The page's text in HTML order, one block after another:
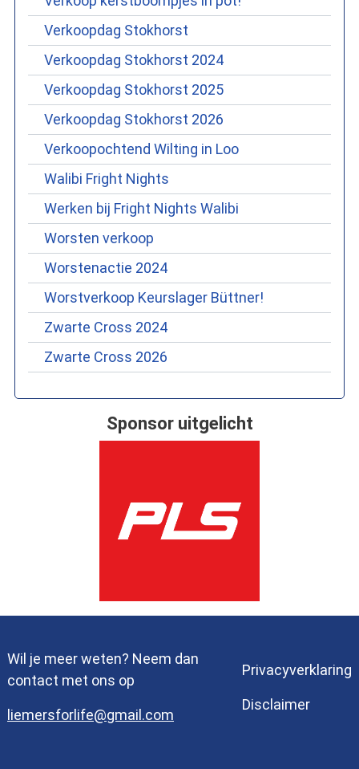
Verkoopdag Stokhorst
Verkoopdag Stokhorst 2024
Verkoopdag Stokhorst 2025
Verkoopdag Stokhorst 2026
Verkoopochtend Wilting in Loo
Walibi Fright Nights
Werken bij Fright Nights Walibi
Worsten verkoop
Worstenactie 2024
Worstverkoop Keurslager Büttner!
Zwarte Cross 2024
Zwarte Cross 2026
Sponsor uitgelicht
Wil je meer weten? Neem dan
contact met ons op
liemersforlife@gmail.com
Privacyverklaring
Disclaimer